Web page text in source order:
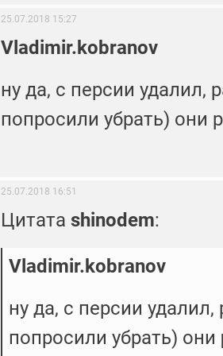
25.07.2018 15:27
Vladimir.kobranov
ну да, с персии удалил,
попросили убрать) они
25.07.2018 16:51
Цитата shinodem:
Vladimir.kobranov
ну да, с персии
попросили убрать) они